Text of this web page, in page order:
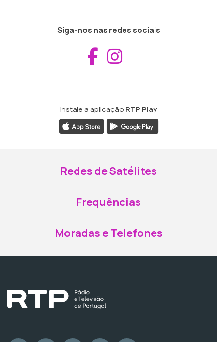
Siga-nos nas redes sociais
Aceder ao
Instale a aplicação RTP Play
Redes de Satélites
Frequências
Moradas e Telefones